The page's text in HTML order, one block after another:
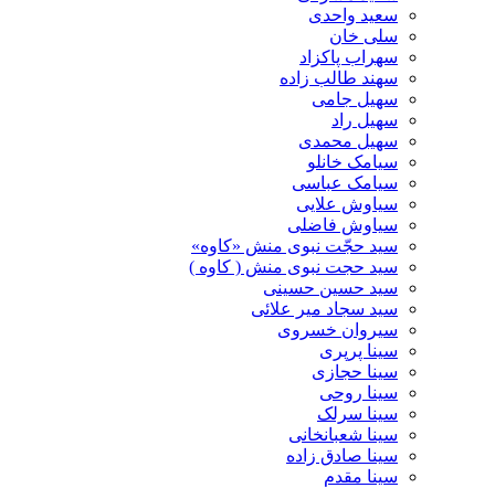
سعید واحدی
سهراب پاکزاد
سهند طالب زاده
سهیل جامی
سهیل محمدی
سیامک خانلو
سیامک عباسی
سیاوش علایی
سیاوش فاضلی
سید حجّت نبوی منش «کاوه»
سید حجت نبوی منش ( کاوه )
سید حسین حسینى
سید سجاد میر علائی
سیروان خسروی
سینا پرپری
سینا حجازی
سینا روحی
سینا سرلک
سینا شعبانخانی
سینا صادق زاده
سینا مقدم